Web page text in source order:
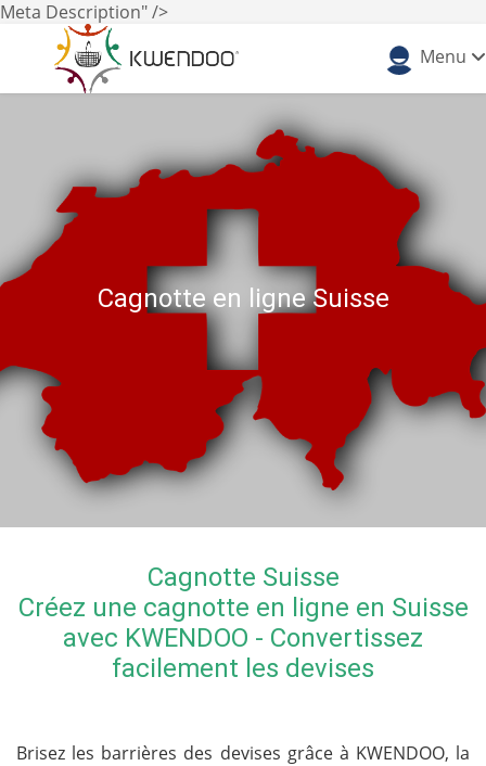
Meta Description" />
Menu
Cagnotte en ligne Suisse
Cagnotte Suisse
Créez une cagnotte en ligne en Suisse
avec KWENDOO - Convertissez
facilement les devises
Brisez les barrières des devises grâce à KWENDOO, la